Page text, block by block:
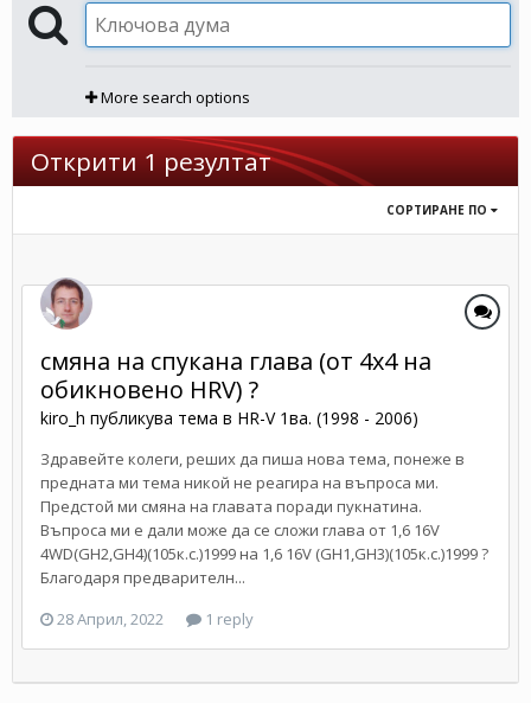
More search options
Открити 1 резултат
СОРТИРАНЕ ПО
смяна на спукана глава (от 4х4 на
обикновено HRV) ?
kiro_h публикува тема в HR-V 1ва. (1998 - 2006)
Здравейте колеги, реших да пиша нова тема, понеже в
предната ми тема никой не реагира на въпроса ми.
Предстой ми смяна на главата поради пукнатина.
Въпроса ми е дали може да се сложи глава от 1,6 16V
4WD(GH2,GH4)(105к.с.)1999 на 1,6 16V (GH1,GH3)(105к.с.)1999 ?
Благодаря предварителн...
28 Април, 2022
1 reply